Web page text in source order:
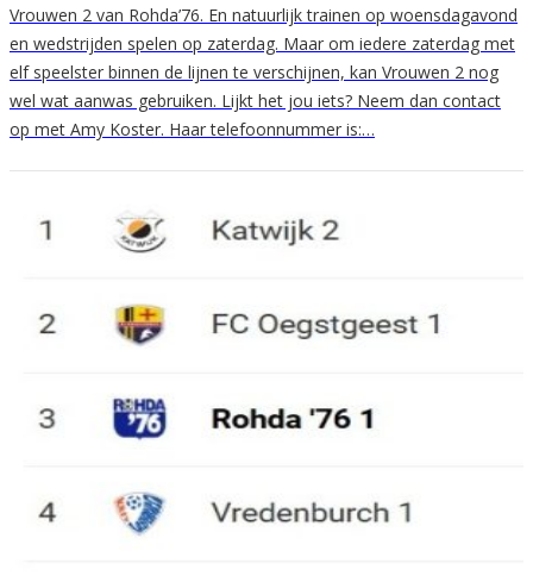
Vrouwen 2 van Rohda’76. En natuurlijk trainen op woensdagavond
en wedstrijden spelen op zaterdag. Maar om iedere zaterdag met
elf speelster binnen de lijnen te verschijnen, kan Vrouwen 2 nog
wel wat aanwas gebruiken. Lijkt het jou iets? Neem dan contact
op met Amy Koster. Haar telefoonnummer is:…